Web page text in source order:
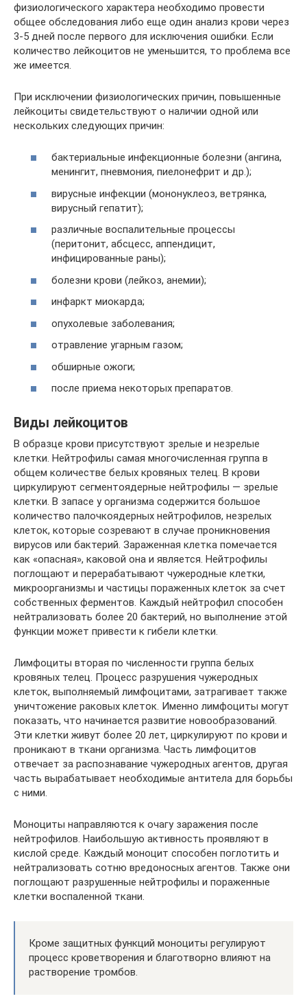
физиологического характера необходимо провести
общее обследования либо еще один анализ крови через
3-5 дней после первого для исключения ошибки. Если
количество лейкоцитов не уменьшится, то проблема все
же имеется.
При исключении физиологических причин, повышенные
лейкоциты свидетельствуют о наличии одной или
нескольких следующих причин:
бактериальные инфекционные болезни (ангина,
менингит, пневмония, пиелонефрит и др.);
вирусные инфекции (мононуклеоз, ветрянка,
вирусный гепатит);
различные воспалительные процессы
(перитонит, абсцесс, аппендицит,
инфицированные раны);
болезни крови (лейкоз, анемии);
инфаркт миокарда;
опухолевые заболевания;
отравление угарным газом;
обширные ожоги;
после приема некоторых препаратов.
Виды лейкоцитов
В образце крови присутствуют зрелые и незрелые
клетки. Нейтрофилы самая многочисленная группа в
общем количестве белых кровяных телец. В крови
циркулируют сегментоядерные нейтрофилы — зрелые
клетки. В запасе у организма содержится большое
количество палочкоядерных нейтрофилов, незрелых
клеток, которые созревают в случае проникновения
вирусов или бактерий. Зараженная клетка помечается
как «опасная», каковой она и является. Нейтрофилы
поглощают и перерабатывают чужеродные клетки,
микроорганизмы и частицы пораженных клеток за счет
собственных ферментов. Каждый нейтрофил способен
нейтрализовать более 20 бактерий, но выполнение этой
функции может привести к гибели клетки.
Лимфоциты вторая по численности группа белых
кровяных телец. Процесс разрушения чужеродных
клеток, выполняемый лимфоцитами, затрагивает также
уничтожение раковых клеток. Именно лимфоциты могут
показать, что начинается развитие новообразований.
Эти клетки живут более 20 лет, циркулируют по крови и
проникают в ткани организма. Часть лимфоцитов
отвечает за распознавание чужеродных агентов, другая
часть вырабатывает необходимые антитела для борьбы
с ними.
Моноциты направляются к очагу заражения после
нейтрофилов. Наибольшую активность проявляют в
кислой среде. Каждый моноцит способен поглотить и
нейтрализовать сотню вредоносных агентов. Также они
поглощают разрушенные нейтрофилы и пораженные
клетки воспаленной ткани.
Кроме защитных функций моноциты регулируют
процесс кроветворения и благотворно влияют на
растворение тромбов.